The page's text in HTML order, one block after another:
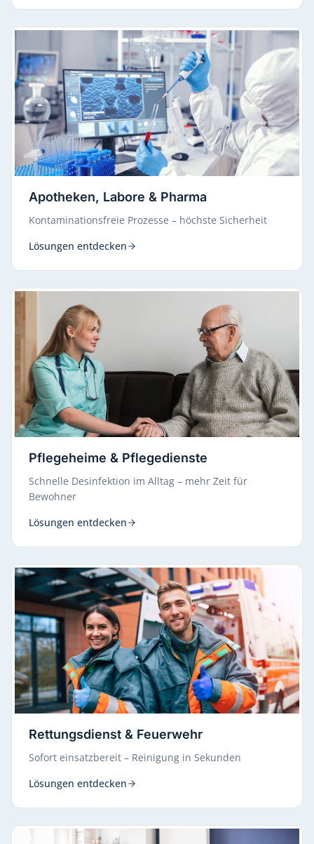
Apotheken, Labore & Pharma
Kontaminationsfreie Prozesse – höchste Sicherheit
Lösungen entdecken
Pflegeheime & Pflegedienste
Schnelle Desinfektion im Alltag – mehr Zeit für
Bewohner
Lösungen entdecken
Rettungsdienst & Feuerwehr
Sofort einsatzbereit – Reinigung in Sekunden
Lösungen entdecken